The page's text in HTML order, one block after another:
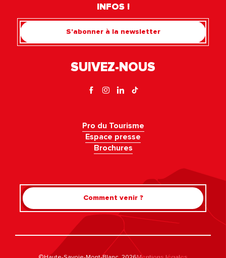
INFOS !
S'abonner à la newsletter
SUIVEZ-NOUS
Pro du Tourisme
Espace presse
Brochures
Comment venir ?